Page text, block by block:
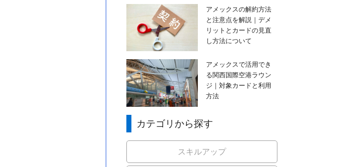
アメックスの解約方法
と注意点を解説｜デメ
リットとカードの見直
し方法について
アメックスで活用でき
る関西国際空港ラウン
ジ｜対象カードと利用
方法
カテゴリから探す
スキルアップ